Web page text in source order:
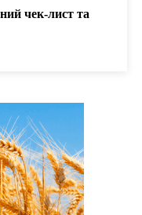
чек-лист та